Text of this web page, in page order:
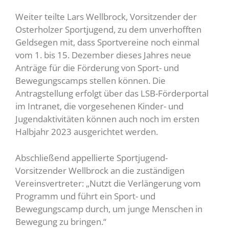
Weiter teilte Lars Wellbrock, Vorsitzender der
Osterholzer Sportjugend, zu dem unverhofften
Geldsegen mit, dass Sportvereine noch einmal
vom 1. bis 15. Dezember dieses Jahres neue
Anträge für die Förderung von Sport- und
Bewegungscamps stellen können. Die
Antragstellung erfolgt über das LSB-Förderportal
im Intranet, die vorgesehenen Kinder- und
Jugendaktivitäten können auch noch im ersten
Halbjahr 2023 ausgerichtet werden.
Abschließend appellierte Sportjugend-
Vorsitzender Wellbrock an die zuständigen
Vereinsvertreter: „Nutzt die Verlängerung vom
Programm und führt ein Sport- und
Bewegungscamp durch, um junge Menschen in
Bewegung zu bringen.“